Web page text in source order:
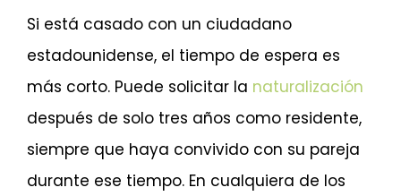
Si está casado con un ciudadano
estadounidense, el tiempo de espera es
más corto. Puede solicitar la naturalización
después de solo tres años como residente,
siempre que haya convivido con su pareja
durante ese tiempo. En cualquiera de los